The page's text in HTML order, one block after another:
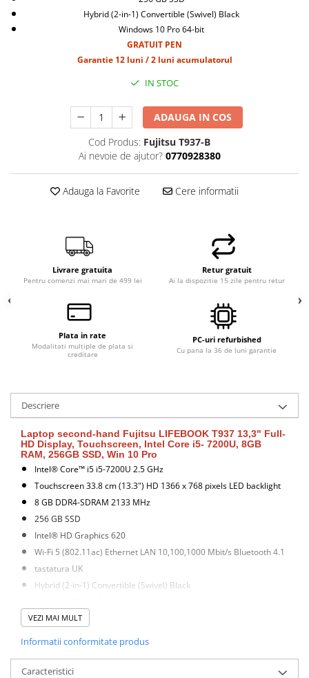
Hybrid (2-in-1) Convertible (Swivel) Black
Windows 10 Pro 64-bit
GRATUIT PEN
Garantie 12 luni / 2 luni acumulatorul
IN STOC
ADAUGA IN COS
Cod Produs: Fujitsu T937-B
Ai nevoie de ajutor? 0770928380
Adauga la Favorite Cere informatii
Livrare gratuita
Pentru comenzi mai mari de 499 lei
Retur gratuit
Ai la dispozitie 15 zile pentru retur
Plata in rate
Modalitati multiple de plata si
creditare
PC-uri refurbished
Cu pana la 36 de luni garantie
Descriere
Laptop second-hand Fujitsu LIFEBOOK T937 13,3" Full-
HD Display, Touchscreen, Intel Core i5- 7200U, 8GB
RAM, 256GB SSD, Win 10 Pro
Intel® Core™ i5 i5-7200U 2.5 GHz
Touchscreen 33.8 cm (13.3") HD 1366 x 768 pixels LED backlight
8 GB DDR4-SDRAM 2133 MHz
256 GB SSD
Intel® HD Graphics 620
Wi-Fi 5 (802.11ac) Ethernet LAN 10,100,1000 Mbit/s Bluetooth 4.1
tastatura UK
Hybrid (2-in-1) Convertible (Swivel) Black
Produsul vine cu alimentator original. Prezinta urme de uzura pe
VEZI MAI MULT
Informatii conformitate produs
Caracteristici